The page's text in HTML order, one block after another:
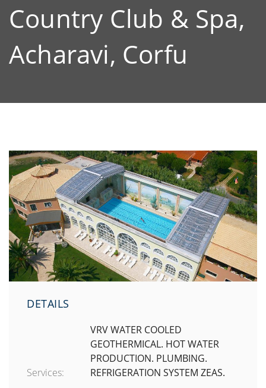
Country Club & Spa,
Acharavi, Corfu
DETAILS
Services:
VRV WATER COOLED
GEOTHERMICAL. HOT WATER
PRODUCTION. PLUMBING.
REFRIGERATION SYSTEM ZEAS.